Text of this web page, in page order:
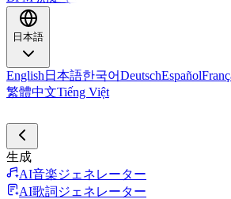
日本語
English 日本語한국어DeutschEspañol
繁體中文Tiếng Việt
生成
AI音楽ジェネレーター
AI歌詞ジェネレーター